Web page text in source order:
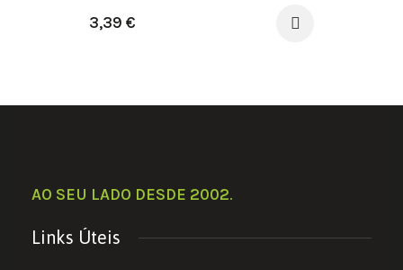
3,39 €
AO SEU LADO DESDE 2002.
Links Úteis